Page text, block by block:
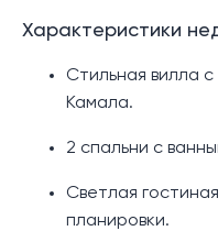
Характеристики
Стильная вилла
Камала.
2 спальни с
Светлая
планировки.